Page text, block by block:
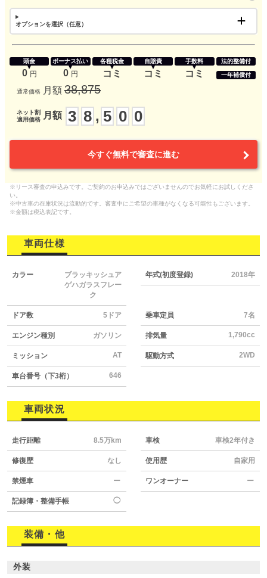
オプションを選択（任意）
頭金
0 円
ボーナス払い
0 円
各種税金
コミ
自賠責
コミ
手数料
コミ
法的整備付
一年補償付
通常価格 月額 38,875
ネット割
適用価格
月額 3 8 , 5 0 0
今すぐ無料で審査に進む
※リース審査の申込みです。ご契約のお申込みではございませんのでお気軽にお試しくださ
い。
※中古車の在庫状況は流動的です。審査中にご希望の車種がなくなる可能性もございます。
※金額は税込表記です。
車両仕様
カラー
ブラッキッシュア
ゲハガラスフレー
ク
年式(初度登録) 2018年
ドア数 5ドア 乗車定員 7名
エンジン種別 ガソリン 排気量 1,790cc
ミッション AT 駆動方式 2WD
車台番号（下3桁） 646
車両状況
走行距離 8.5万km 車検 車検2年付き
修復歴 なし 使用歴 自家用
禁煙車 ー ワンオーナー ー
記録簿・整備手帳 ◯
装備・他
外装